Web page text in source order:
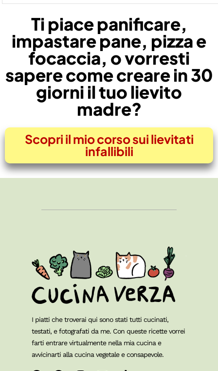
Ti piace panificare,
impastare pane, pizza e
focaccia, o vorresti
sapere come creare in 30
giorni il tuo lievito
madre?
Scopri il mio corso sui lievitati
infallibili
I piatti che troverai qui sono stati tutti cucinati,
testati, e fotografati da me. Con queste ricette vorrei
farti entrare virtualmente nella mia cucina e
avvicinarti alla cucina vegetale e consapevole.